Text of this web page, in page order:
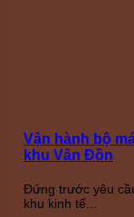
Vận hành bộ
khu Vân Đồn
Đứng trước yêu
khu kinh tế...